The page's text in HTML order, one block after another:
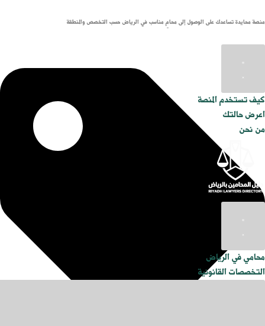
منصة محايدة تساعدك على الوصول إلى محامٍ مناسب في الرياض حسب التخصص والمنطقة
كيف تستخدم المنصة
اعرض حالتك
من نحن
محامي في الرياض
التخصصات القانونية